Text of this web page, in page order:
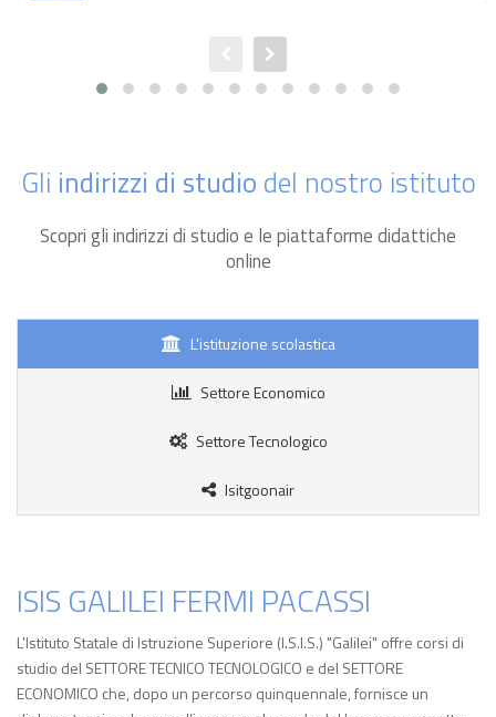
Gli indirizzi di studio del nostro istituto
Scopri gli indirizzi di studio e le piattaforme didattiche
online
L'istituzione scolastica
Settore Economico
Settore Tecnologico
Isitgoonair
ISIS GALILEI FERMI PACASSI
L'Istituto Statale di Istruzione Superiore (I.S.I.S.) "Galilei" offre corsi di
studio del SETTORE TECNICO TECNOLOGICO e del SETTORE
ECONOMICO che, dopo un percorso quinquennale, fornisce un